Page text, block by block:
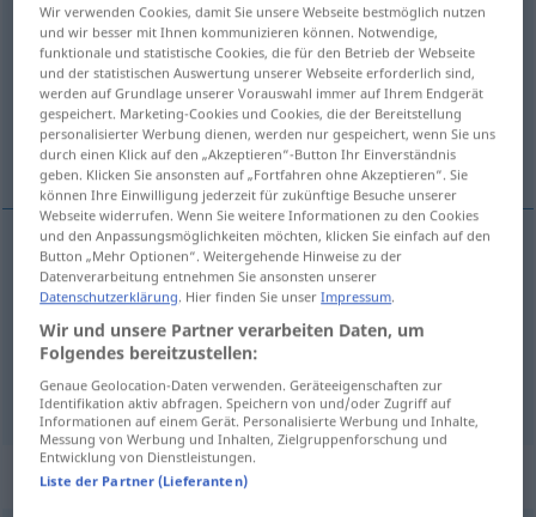
perfidia [pɛrˈfiðĭa]f
Übersicht aller Übersetzungen
(Für mehr Details die Übersetzung anklicken/antippen)
Treulosigkeit, Niedertracht, Heim-Tücke
Treulosigkeitf perfidia (≈ deslealtad)
Niedertrachtf perfidia (≈ infamia)
(Heim-)Tückef perfidia(≈ malicia)
Synonyme für "perfidia"
Wir verwenden Cookies, damit Sie unsere Webseite bestmöglich nutzen
und wir besser mit Ihnen kommunizieren können. Notwendige,
funktionale und statistische Cookies, die für den Betrieb der Webseite
und der statistischen Auswertung unserer Webseite erforderlich sind,
werden auf Grundlage unserer Vorauswahl immer auf Ihrem Endgerät
gespeichert. Marketing-Cookies und Cookies, die der Bereitstellung
personalisierter Werbung dienen, werden nur gespeichert, wenn Sie uns
durch einen Klick auf den „Akzeptieren“-Button Ihr Einverständnis
geben. Klicken Sie ansonsten auf „Fortfahren ohne Akzeptieren“. Sie
können Ihre Einwilligung jederzeit für zukünftige Besuche unserer
Webseite widerrufen. Wenn Sie weitere Informationen zu den Cookies
und den Anpassungsmöglichkeiten möchten, klicken Sie einfach auf den
Button „Mehr Optionen“. Weitergehende Hinweise zu der
Datenverarbeitung entnehmen Sie ansonsten unserer
Datenschutzerklärung. Hier finden Sie unserImpressum.
Wir und unsere Partner verarbeiten Daten, um
Folgendes bereitzustellen:
Genaue Geolocation-Daten verwenden. Geräteeigenschaften zur
Identifikation aktiv abfragen. Speichern von und/oder Zugriff auf
Informationen auf einem Gerät. Personalisierte Werbung und Inhalte,
Messung von Werbung und Inhalten, Zielgruppenforschung und
Entwicklung von Dienstleistungen.
Liste der Partner (Lieferanten)